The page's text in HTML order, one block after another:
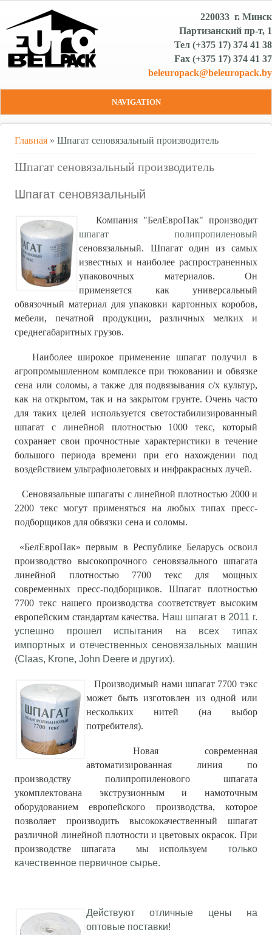
220033 г. Минск
Партизанский пр-т, 1
Тел (+375 17) 374 41 38
Fax (+375 17) 374 41 37
beleuropack@beleuropack.by
NAVIGATION
Вы здесь
Главная » Шпагат сеновязальный производитель
Шпагат сеновязальный производитель
Шпагат сеновязальный
Компания "БелЕвроПак" производит
шпагат полипропиленовый
сеновязальный. Шпагат один из самых
известных и наиболее распространенных
упаковочных материалов. Он
применяется как универсальный
обвязочный материал для упаковки картонных коробов,
мебели, печатной продукции, различных мелких и
среднегабаритных грузов.
Наиболее широкое применение шпагат получил в
агропромышленном комплексе при тюковании и обвязке
сена или соломы, а также для подвязывания с/х культур,
как на открытом, так и на закрытом грунте. Очень часто
для таких целей используется светостабилизированный
шпагат с линейной плотностью 1000 текс, который
сохраняет свои прочностные характеристики в течение
большого периода времени при его нахождении под
воздействием ультрафиолетовых и инфракрасных лучей.
Сеновязальные шпагаты с линейной плотностью 2000 и
2200 текс могут применяться на любых типах пресс-
подборщиков для обвязки сена и соломы.
«БелЕвроПак» первым в Республике Беларусь освоил
производство высокопрочного сеновязального шпагата
линейной плотностью 7700 текс для мощных
современных пресс-подборщиков. Шпагат плотностью
7700 текс нашего производства соответствует высоким
европейским стандартам качества. Наш шпагат в 2011 г.
успешно прошел испытания на всех типах
импортных и отечественных сеновязальных машин
(Claas, Krone, John Deere и других).
Производимый нами шпагат 7700 тэкс
может быть изготовлен из одной или
нескольких нитей (на выбор
потребителя).
Новая современная
автоматизированная линия по
производству полипропиленового шпагата
укомплектована экструзионным и намоточным
оборудованием европейского производства, которое
позволяет производить высококачественный шпагат
различной линейной плотности и цветовых окрасок. При
производстве шпагата мы используем только
качественное первичное сырье.
Действуют отличные цены на
оптовые поставки!